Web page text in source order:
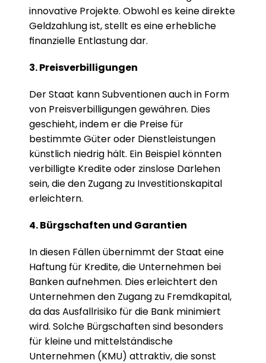
innovative Projekte. Obwohl es keine direkte
Geldzahlung ist, stellt es eine erhebliche
finanzielle Entlastung dar.
3. Preisverbilligungen
Der Staat kann Subventionen auch in Form
von Preisverbilligungen gewähren. Dies
geschieht, indem er die Preise für
bestimmte Güter oder Dienstleistungen
künstlich niedrig hält. Ein Beispiel könnten
verbilligte Kredite oder zinslose Darlehen
sein, die den Zugang zu Investitionskapital
erleichtern.
4. Bürgschaften und Garantien
In diesen Fällen übernimmt der Staat eine
Haftung für Kredite, die Unternehmen bei
Banken aufnehmen. Dies erleichtert den
Unternehmen den Zugang zu Fremdkapital,
da das Ausfallrisiko für die Bank minimiert
wird. Solche Bürgschaften sind besonders
für kleine und mittelständische
Unternehmen (KMU) attraktiv, die sonst